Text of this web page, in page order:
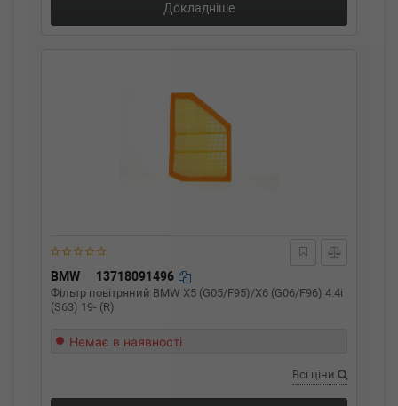
Докладніше
BMW 13718091496
Фільтр повітряний BMW X5 (G05/F95)/X6 (G06/F96) 4.4i
(S63) 19- (R)
Немає в наявності
Всі ціни